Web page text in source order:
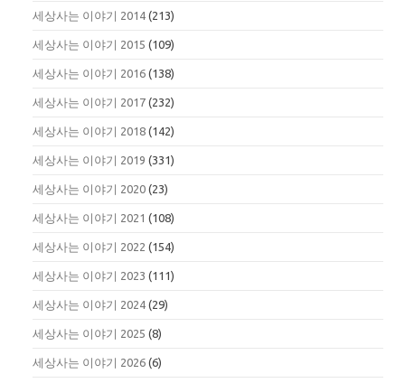
세상사는 이야기 2014 (213)
세상사는 이야기 2015 (109)
세상사는 이야기 2016 (138)
세상사는 이야기 2017 (232)
세상사는 이야기 2018 (142)
세상사는 이야기 2019 (331)
세상사는 이야기 2020 (23)
세상사는 이야기 2021 (108)
세상사는 이야기 2022 (154)
세상사는 이야기 2023 (111)
세상사는 이야기 2024 (29)
세상사는 이야기 2025 (8)
세상사는 이야기 2026 (6)